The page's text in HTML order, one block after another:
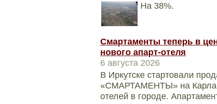
На 38%.
Смартаменты теперь в
нового апарт-отеля
6 августа 2026
В Иркутске стартовали
«СМАРТАМЕНТЫ» на Карла
отелей в городе.